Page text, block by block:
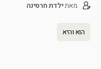
מאתילדת חרסינה
הוא והיא